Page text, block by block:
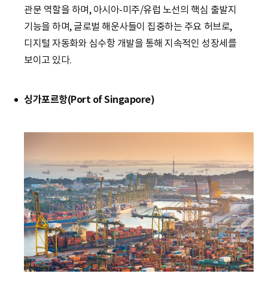
관문 역할을 하며, 아시아-미주/유럽 노선의 핵심 출발지
기능을 하며, 글로벌 해운사들이 집중하는 주요 허브로,
디지털 자동화와 심수항 개발을 통해 지속적인 성장세를
보이고 있다.
싱가포르항(Port of Singapore)